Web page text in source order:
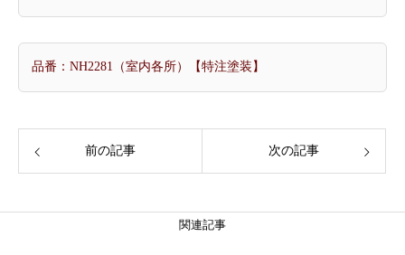
品番：NH2281（室内各所）【特注塗装】
前の記事 次の記事
関連記事